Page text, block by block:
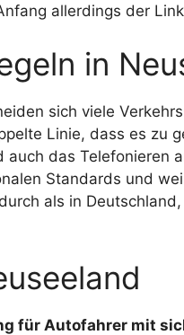
allerdings der
in
sich viele
Linie, dass es zu
das Telefonieren
Standards und
als in
für Autofahrer mit